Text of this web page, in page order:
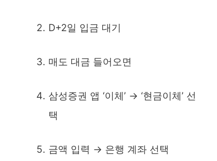
D+2일 입금 대기
매도 대금 들어오면
삼성증권 앱 ‘이체’ → ‘현금이체’ 선
택
금액 입력 → 은행 계좌 선택